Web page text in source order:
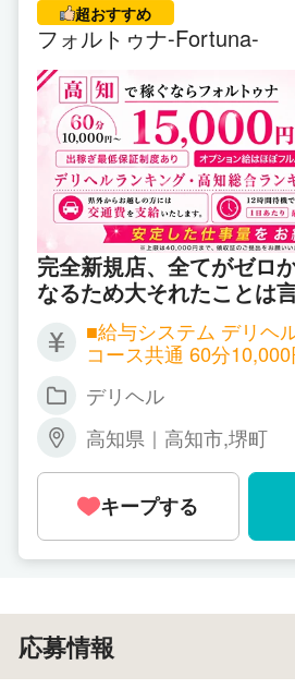
＜当店がご用意している待遇は
・ワンルームマンション完備
●単身タイプ2500円
・お友達も一緒に泊まれる、
ハウスあり
●シェアタイプ1500円
・年中いつでも自由出勤OK
・顧客管理システム搭載
・努力が給料に100%反映
・指名料2倍バックの指名ボー
ースのみ）
超おすすめ
フォルトゥナ-Fortuna-
完全新規店、全てがゼロ
なるため大それたことは
しでも多くの稼ぎと働き
できるよう全力で頑張ら
す。当店には貴女のチカ
す。全国からお問い合わ
ります。
■給与システム デリヘルコース・M性感
コース共通 60分10,000円～ 75分11,000
20分18,000円～ 150分22,000円～ 180分
1,000円 ※割引イベント等により給与が下
がる事はありません。 ★単価交渉可能 特
別指名料により対応＋
オプション給 デリヘルコースオプション
500円 ・パンスト ・ローションバス 1,00
0円 ・コスプレ ・ローター 2,000円 ・バ
・写真撮影(顔出しNG) 4,000円 ・顔射 ・
イラマチオ 5,000円 ・写真撮影(顔出しO
デリヘル
高知県｜高知市,堺町
キープする
応募情報